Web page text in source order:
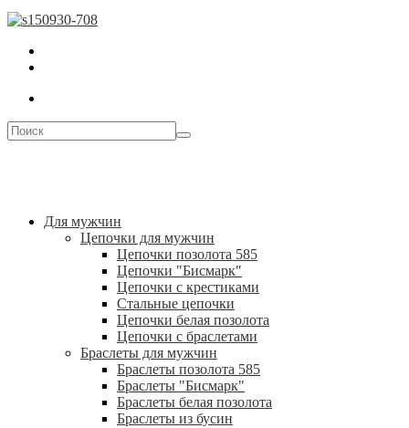
Для мужчин
Цепочки для мужчин
Цепочки позолота 585
Цепочки "Бисмарк"
Цепочки с крестиками
Стальные цепочки
Цепочки белая позолота
Цепочки с браслетами
Браслеты для мужчин
Браслеты позолота 585
Браслеты "Бисмарк"
Браслеты белая позолота
Браслеты из бусин